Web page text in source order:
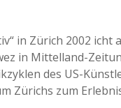
in Zürich 2002 icht
in Mittelland-
des US-
Zürichs zum